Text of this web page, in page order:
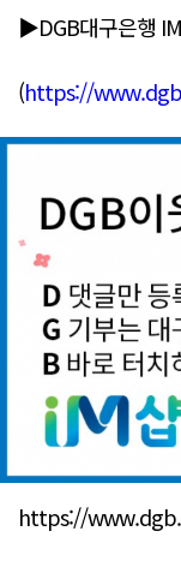
▶DGB대구은행
(https://
https://